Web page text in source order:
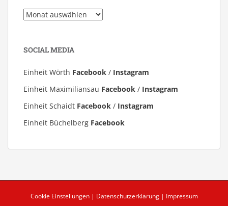
Archiv
SOCIAL MEDIA
Einheit Wörth Facebook / Instagram
Einheit Maximiliansau Facebook / Instagram
Einheit Schaidt Facebook / Instagram
Einheit Büchelberg Facebook
Cookie Einstellungen | Datenschutzerklärung | Impressum